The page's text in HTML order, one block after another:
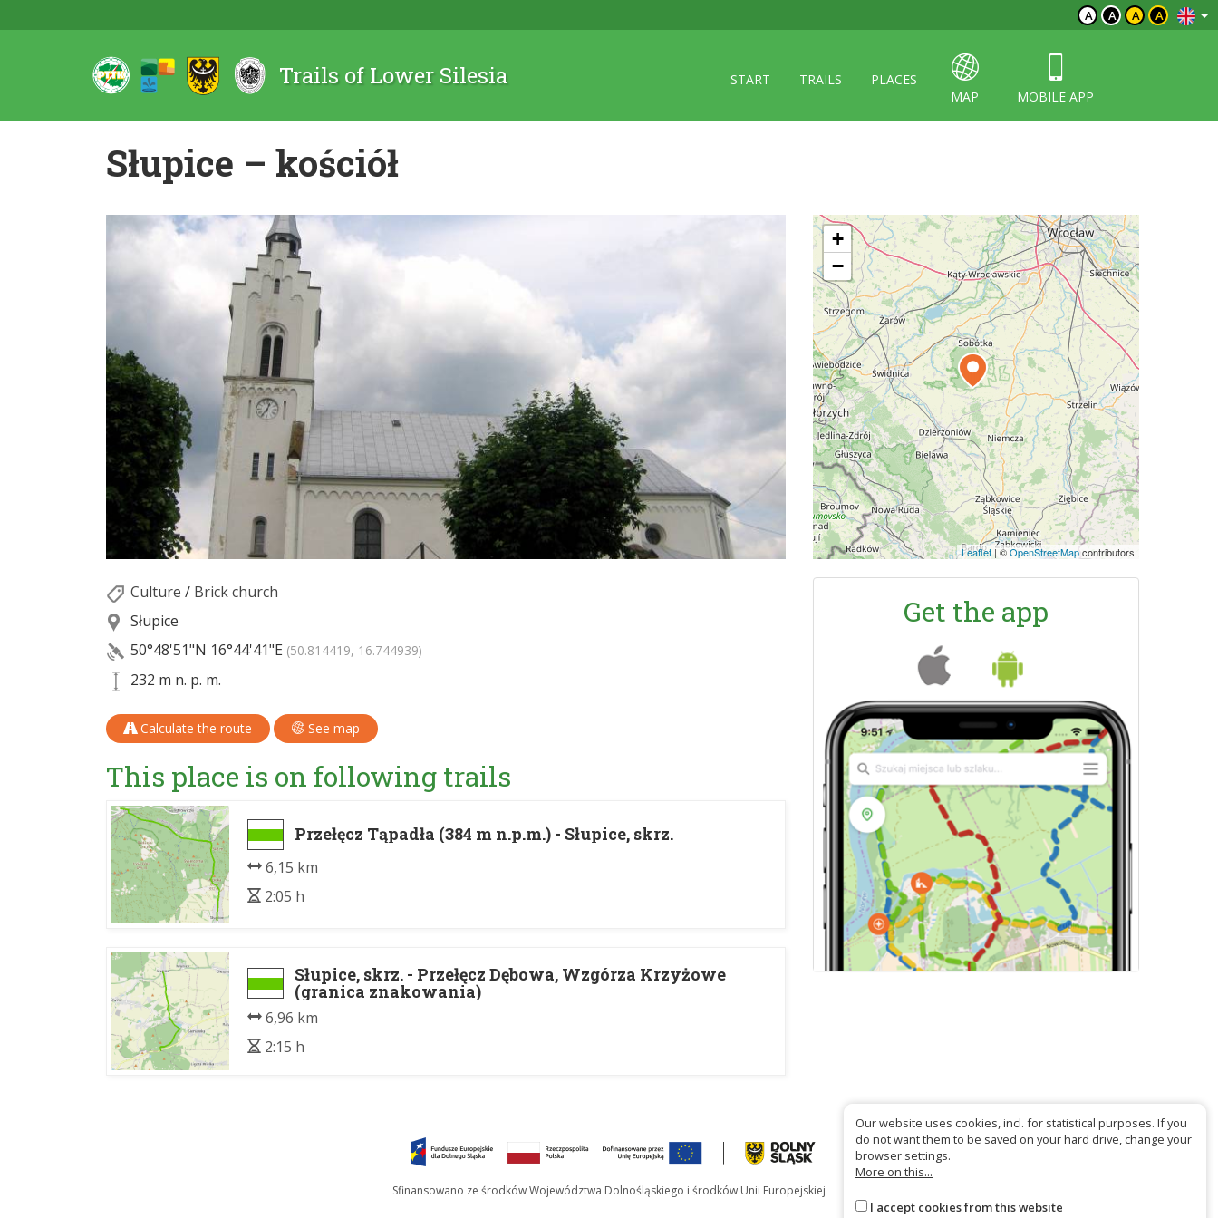
A A A A
Trails of Lower Silesia START TRAILS
PLACES
MAP
MOBILE APP
Słupice – kościół
Culture / Brick church
Słupice
50°48'51"N 16°44'41"E (50.814419, 16.744939)
232 m n. p. m.
Calculate the route See map
This place is on following trails
Przełęcz Tąpadła (384 m n.p.m.) - Słupice, skrz.
6,15 km
2:05 h
Słupice, skrz. - Przełęcz Dębowa, Wzgórza Krzyżowe
(granica znakowania)
6,96 km
2:15 h
+
−
Leaflet |©OpenStreetMapcontributors
Get the app
Sfinansowano ze środków Województwa Dolnośląskiego i środków Unii Europejskiej
Our website uses cookies, incl. for statistical purposes. If you
do not want them to be saved on your hard drive, change your
browser settings.
More on this...
I accept cookies from this website